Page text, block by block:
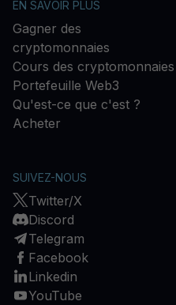
EN SAVOIR PLUS
Gagner des
cryptomonnaies
Cours des cryptomonnaies
Portefeuille Web3
Qu'est-ce que c'est ?
Acheter
SUIVEZ-NOUS
Twitter/X
Discord
Telegram
Facebook
Linkedin
YouTube